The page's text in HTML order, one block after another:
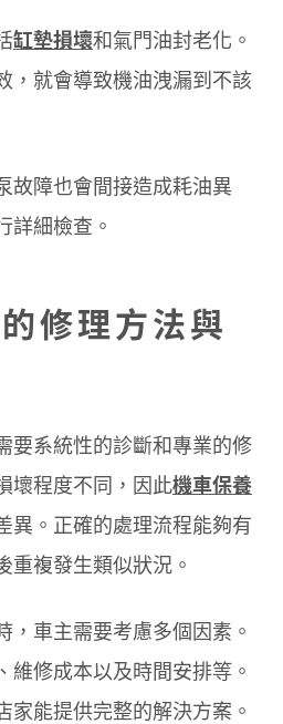
缸墊損壞和氣門油封老化。
，就會導致機油洩漏到不該
故障也會間接造成耗油異
詳細檢查。
修理方法與
要系統性的診斷和專業的修
壞程度不同，因此機車保養
異。正確的處理流程能夠有
重複發生類似狀況。
，車主需要考慮多個因素。
維修成本以及時間安排等。
家能提供完整的解決方案。